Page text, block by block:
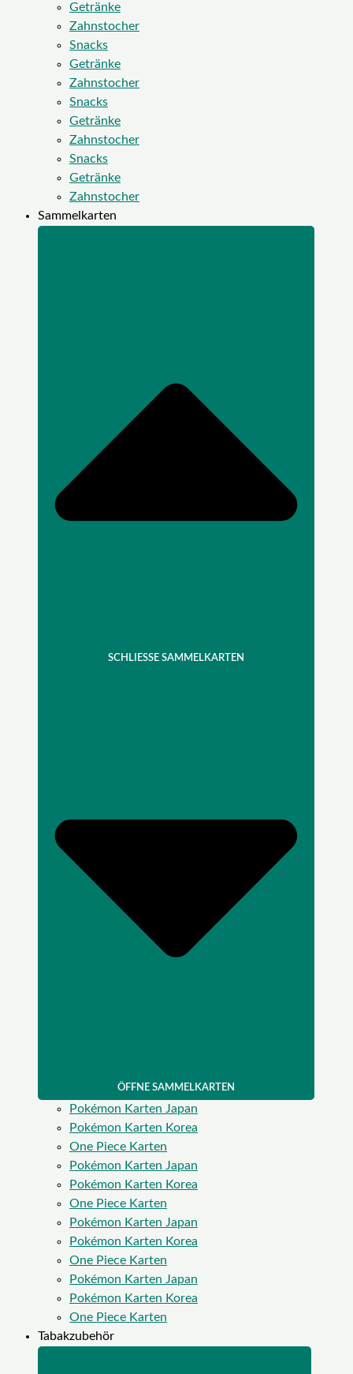
Getränke
Zahnstocher
Snacks
Getränke
Zahnstocher
Snacks
Getränke
Zahnstocher
Snacks
Getränke
Zahnstocher
Sammelkarten
SCHLIESSE SAMMELKARTEN
ÖFFNE SAMMELKARTEN
Pokémon Karten Japan
Pokémon Karten Korea
One Piece Karten
Pokémon Karten Japan
Pokémon Karten Korea
One Piece Karten
Pokémon Karten Japan
Pokémon Karten Korea
One Piece Karten
Pokémon Karten Japan
Pokémon Karten Korea
One Piece Karten
Tabakzubehör